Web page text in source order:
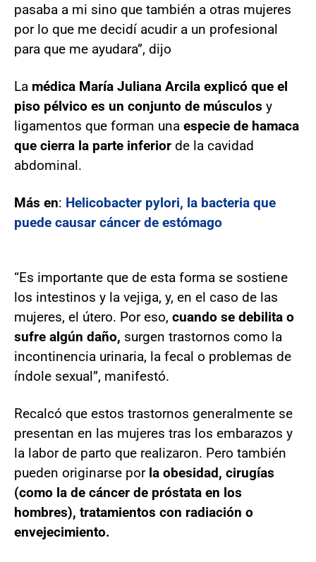
pasaba a mi sino que también a otras mujeres
por lo que me decidí acudir a un profesional
para que me ayudara”, dijo
La médica María Juliana Arcila explicó que el
piso pélvico es un conjunto de músculos y
ligamentos que forman una especie de hamaca
que cierra la parte inferior de la cavidad
abdominal.
Más en: Helicobacter pylori, la bacteria que
puede causar cáncer de estómago
“Es importante que de esta forma se sostiene
los intestinos y la vejiga, y, en el caso de las
mujeres, el útero. Por eso, cuando se debilita o
sufre algún daño, surgen trastornos como la
incontinencia urinaria, la fecal o problemas de
índole sexual”, manifestó.
Recalcó que estos trastornos generalmente se
presentan en las mujeres tras los embarazos y
la labor de parto que realizaron. Pero también
pueden originarse por la obesidad, cirugías
(como la de cáncer de próstata en los
hombres), tratamientos con radiación o
envejecimiento.